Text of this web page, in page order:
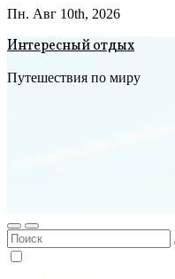
Пн. Авг 10th, 2026
Интересный отдых
Путешествия по миру